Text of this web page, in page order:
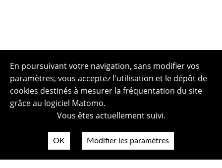
En poursuivant votre navigation, sans modifier vos
paramètres, vous acceptez l'utilisation et le dépôt de
cookies destinés à mesurer la fréquentation du site
grâce au logiciel Matomo.
Vous êtes actuellement suivi.
OK Modifier les paramètres